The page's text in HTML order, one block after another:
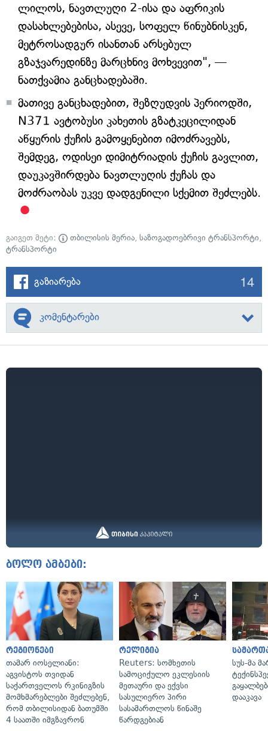
ლილოს, ნავთლუღი 2-ისა და აფრიკის
დასახლებებისა, ასევე, სოფელ წინუბნისკენ,
მეტროსადგურ ისანთან არსებულ
გზაჯვარედინზე მარცხნივ მოხვევით", —
ნათქვამია განცხადებაში.
მათივე განცხადებით, შეზღუდვის პერიოდში,
N371 ავტობუსი კახეთის გზატკეცილიდან
აწყურის ქუჩის გამოყენებით იმოძრავებს,
შემდეგ, ოდისეი დიმიტრიადის ქუჩის გავლით,
დაუკავშირდება ნავთლუღის ქუჩას და
მოძრაობას უკვე დადგენილი სქემით შეძლებს.
გაიგეთ მეტი: თბილისის მერია, საზოგადოებრივი ტრანსპორტი,
ტრანსპორტი
გაზიარება 14
კომენტარები
ბოლო ამბები:
რეგიონები
თამარ იოსელიანი:
აგვისტოს თვიდან
საქართველოს რკინიგზის
მომხმარებლები შეძლებენ,
რომ თბილისიდან ბათუმში
4 საათში იმგზავრონ
რელიგია
Reuters: სომხეთის
სამოციქულო ეკლესიის
მეთაური და ექვსი
სასულიერო პირი
სასამართლოს წინაშე
წარდგებიან
სუს-მა
დააკავა